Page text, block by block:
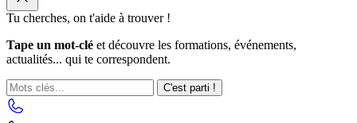
Tu cherches, on t'aide à trouver !
Tape un mot-clé et découvre les formations, événements,
actualités... qui te correspondent.
C'est parti !